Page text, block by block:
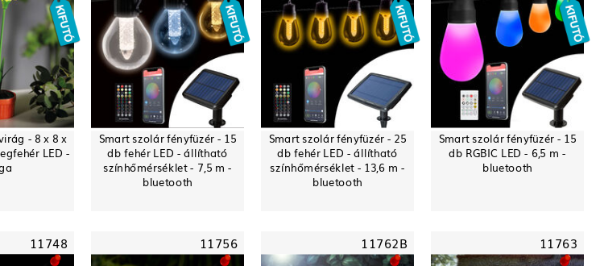
- 8 x 8 x
LED -
Smart szolár fényfüzér - 15
db fehér LED - állítható
színhőmérséklet - 7,5 m -
bluetooth
Smart szolár fényfüzér - 25
db fehér LED - állítható
színhőmérséklet - 13,6 m -
bluetooth
Smart szolár fényfüzér - 15
db RGBIC LED - 6,5 m -
bluetooth
11748 11756 11762B 11763